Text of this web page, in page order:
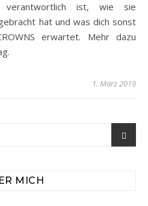
ist, wie sie
hat und was dich sonst
erwartet. Mehr dazu
1. März 2019
MICH